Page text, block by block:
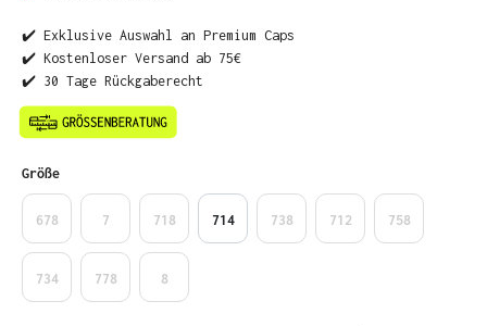
✔️ Exklusive Auswahl an Premium Caps
✔️ Kostenloser Versand ab 75€
✔️ 30 Tage Rückgaberecht
Größeauswählen
678 7 718 714 738 712 758
734 778 8